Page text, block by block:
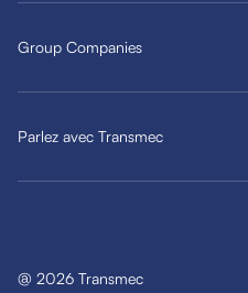
Group Companies
Parlez avec Transmec
@ 2026 Transmec